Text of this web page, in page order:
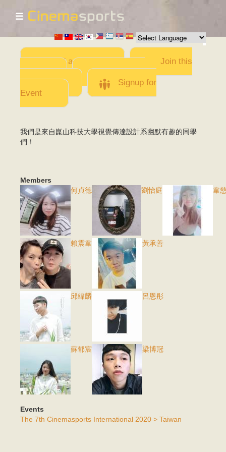
Skip to
main
content
☰
Add a Movie
Join this
Team
Invite team
members
Signup for
Event
我們是來自崑山科技大學視覺傳達設計系幽默有趣的同學
們！
Members
何貞德
劉怡庭 韋
賴震韋 黃承善
邱緯麟 呂恩彤
蘇郁宸 梁博冠
Events
The 7th Cinemasports International 2020 > Taiwan